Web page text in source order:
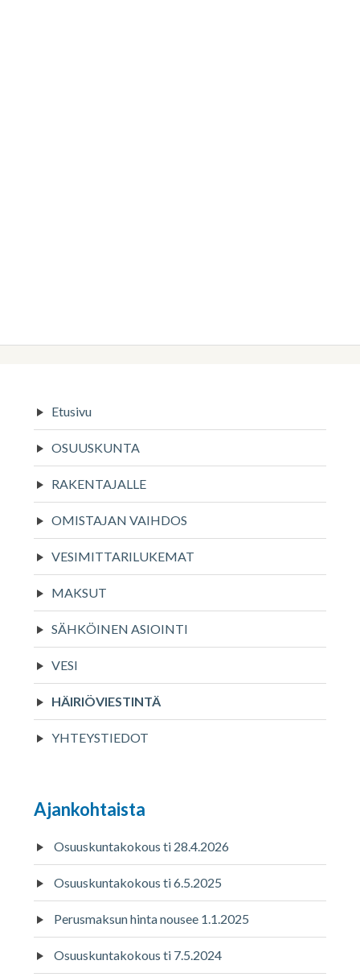
Etusivu
OSUUSKUNTA
RAKENTAJALLE
OMISTAJAN VAIHDOS
VESIMITTARILUKEMAT
MAKSUT
SÄHKÖINEN ASIOINTI
VESI
HÄIRIÖVIESTINTÄ
YHTEYSTIEDOT
Ajankohtaista
Osuuskuntakokous ti 28.4.2026
Osuuskuntakokous ti 6.5.2025
Perusmaksun hinta nousee 1.1.2025
Osuuskuntakokous ti 7.5.2024